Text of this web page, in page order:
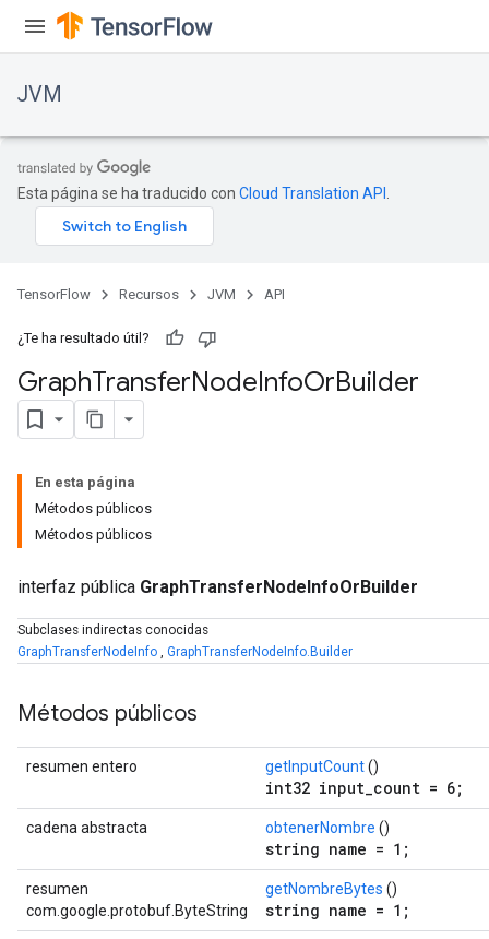
JVM
Esta página se ha traducido con Cloud Translation API
TensorFlow Recursos JVM API
¿Te ha resultado útil?
GraphTransferNodeInfoOrBuilder
En esta página
Métodos públicos
Métodos públicos
interfaz pública GraphTransferNodeInfoOrBuilder
Subclases indirectas conocidas
GraphTransferNodeInfo , GraphTransferNodeInfo.Builder
Métodos públicos
resumen entero getInputCount()
int32 input_count = 6;
cadena abstracta obtenerNombre ()
string name = 1;
resumen
com.google.protobuf.ByteString
getNombreBytes ()
string name = 1;